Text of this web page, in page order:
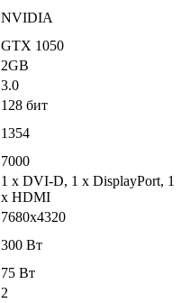
NVIDIA
GTX 1050
2GB
3.0
128 бит
1354
7000
1 х DVI-D, 1 х DisplayPort, 1
х HDMI
7680х4320
300 Вт
75 Вт
2